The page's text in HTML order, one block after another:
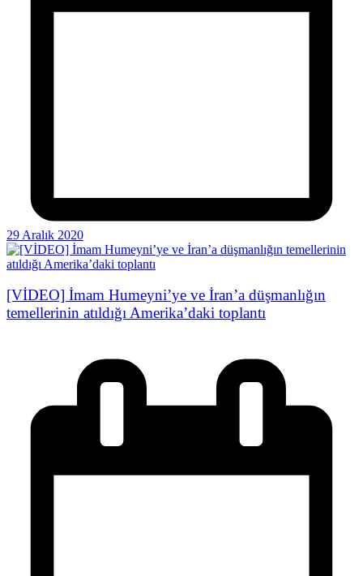
29 Aralık 2020
[VİDEO] İmam Humeyni’ye ve İran’a düşmanlığın
temellerinin atıldığı Amerika’daki toplantı